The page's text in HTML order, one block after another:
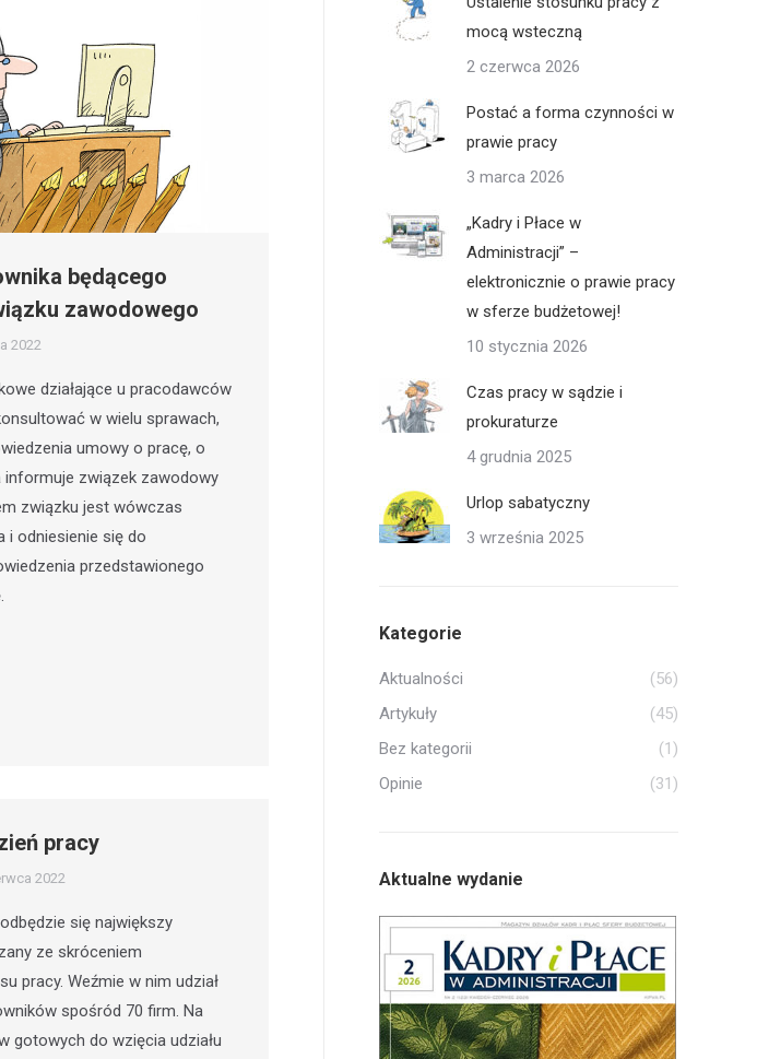
będącego
zawodowego
2022
działające u pracodawców
w wielu sprawach,
umowy o pracę, o
związek zawodowy
związku jest wówczas
i odniesienie się do
przedstawionego
pracy
2022
się największy
ze skróceniem
pracy. Weźmie w nim udział
spośród 70 firm. Na
gotowych do wzięcia udziału
mocą wsteczną
2 czerwca 2026
Postać a forma czynności w
prawie pracy
3 marca 2026
„Kadry i Płace w
Administracji” –
elektronicznie o prawie pracy
w sferze budżetowej!
10 stycznia 2026
Czas pracy w sądzie i
prokuraturze
4 grudnia 2025
Urlop sabatyczny
3 września 2025
Kategorie
Aktualności
(56)
Artykuły
(45)
Bez kategorii
(1)
Opinie
(31)
Aktualne wydanie